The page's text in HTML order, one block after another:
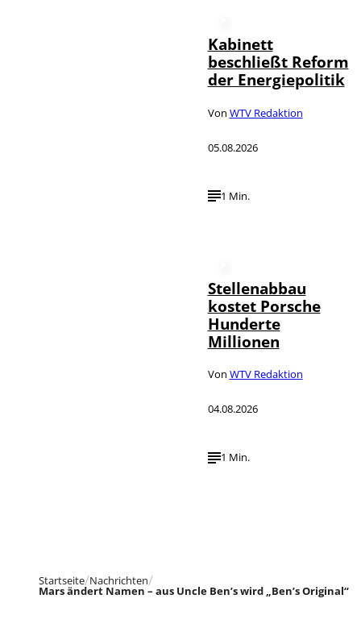
Kabinett
beschließt Reform
der Energiepolitik
Von WTV Redaktion
05.08.2026
1 Min.
Stellenabbau
kostet Porsche
Hunderte
Millionen
Von WTV Redaktion
04.08.2026
1 Min.
Startseite Nachrichten
Mars ändert Namen – aus Uncle Ben’s wird „Ben’s Original“